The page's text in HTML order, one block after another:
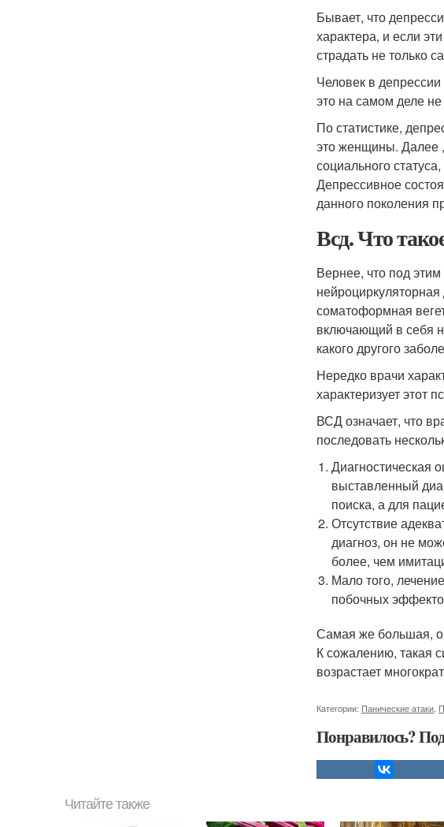
Бывает, что
характера, и если
страдать не только
Человек в
это на самом деле
По статистике,
это женщины. Далее
социального
Депрессивное
данного поколения
Всд. Что
Вернее, что под
соматоформная
включающий в себя
какого другого
Нередко врачи
характеризует этот
ВСД означает, что
последовать
Диагностическая
выставленный
поиска, а для
Отсутствие
диагноз, он не
более, чем
Мало того,
побочных
Самая же большая,
К сожалению, такая
возрастает
Категории: Панические атаки
Понравилось?
Читайте также